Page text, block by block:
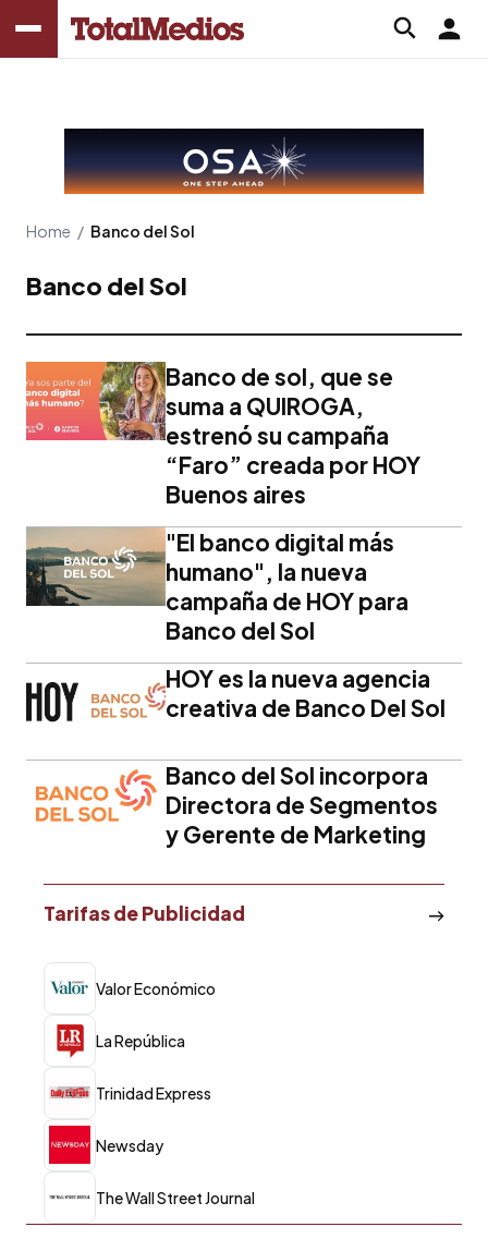
Home / Banco del Sol
Banco del Sol
Banco de sol, que se
suma a QUIROGA,
estrenó su campaña
“Faro” creada por HOY
Buenos aires
"El banco digital más
humano", la nueva
campaña de HOY para
Banco del Sol
HOY es la nueva agencia
creativa de Banco Del Sol
Banco del Sol incorpora
Directora de Segmentos
y Gerente de Marketing
Tarifas de Publicidad
Valor Económico
La República
Trinidad Express
Newsday
The Wall Street Journal